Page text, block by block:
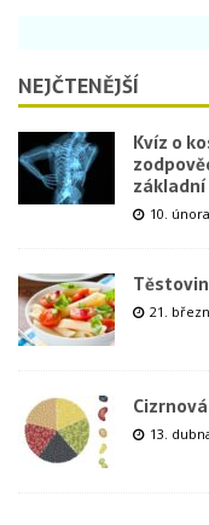
NEJČTENĚJŠÍ
Kvíz o
10.
21.
13.